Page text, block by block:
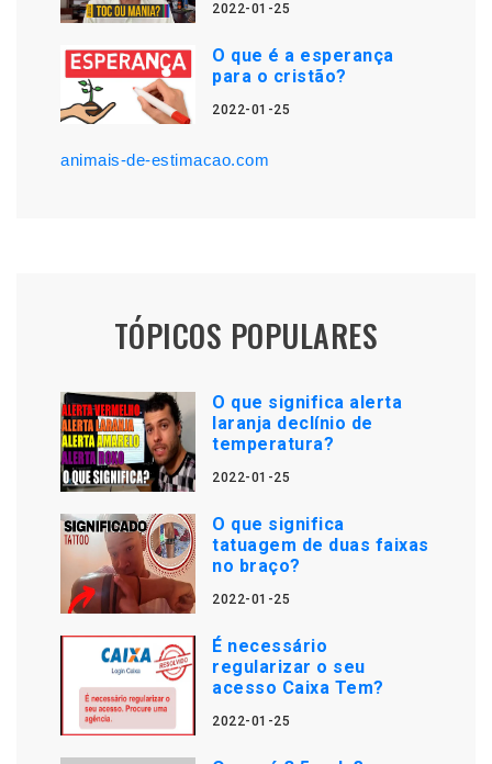
2022-01-25
O que é a esperança
para o cristão?
2022-01-25
animais-de-estimacao.com
TÓPICOS POPULARES
O que significa alerta
laranja declínio de
temperatura?
2022-01-25
O que significa
tatuagem de duas faixas
no braço?
2022-01-25
É necessário
regularizar o seu
acesso Caixa Tem?
2022-01-25